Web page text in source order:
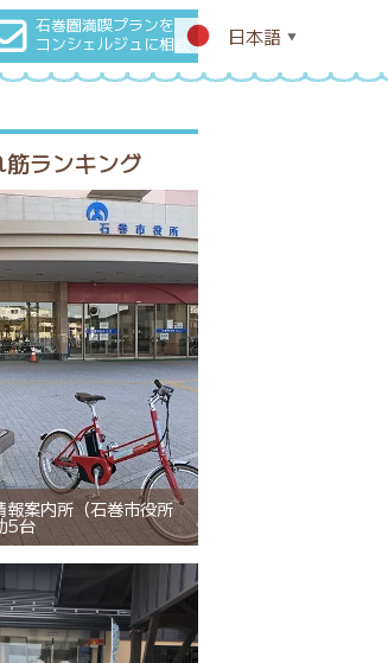
石巻圏満喫プランを
コンシェルジュに相談
筋ランキング
報案内所（石巻市役所
5台
日本語 ▼